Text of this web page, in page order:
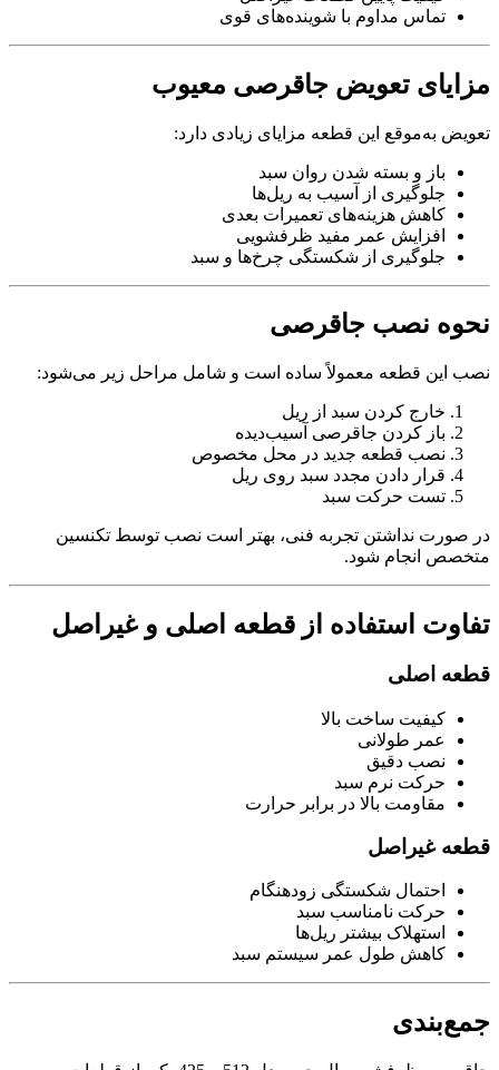
تماس مداوم با شوینده‌های قوی
مزایای تعویض جاقرصی معیوب
تعویض به‌موقع این قطعه مزایای زیادی دارد:
باز و بسته شدن روان سبد
جلوگیری از آسیب به ریل‌ها
کاهش هزینه‌های تعمیرات بعدی
افزایش عمر مفید ظرفشویی
جلوگیری از شکستگی چرخ‌ها و سبد
نحوه نصب جاقرصی
نصب این قطعه معمولاً ساده است و شامل مراحل زیر می‌شود:
خارج کردن سبد از ریل
باز کردن جاقرصی آسیب‌دیده
نصب قطعه جدید در محل مخصوص
قرار دادن مجدد سبد روی ریل
تست حرکت سبد
در صورت نداشتن تجربه فنی، بهتر است نصب توسط تکنسین
متخصص انجام شود.
تفاوت استفاده از قطعه اصلی و غیراصل
قطعه اصلی
کیفیت ساخت بالا
عمر طولانی
نصب دقیق
حرکت نرم سبد
مقاومت بالا در برابر حرارت
قطعه غیراصل
احتمال شکستگی زودهنگام
حرکت نامناسب سبد
استهلاک بیشتر ریل‌ها
کاهش طول عمر سیستم سبد
جمع‌بندی